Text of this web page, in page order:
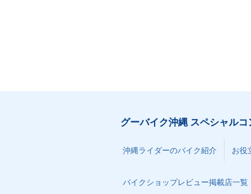
グーバイク沖縄 スペシャルコ
沖縄ライダーのバイク紹介 お役
バイクショップレビュー掲載店一覧